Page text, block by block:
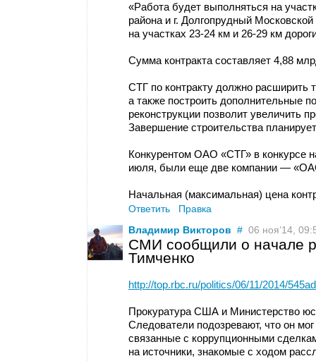
«Работа будет выполняться на
района и г. Долгопрудный
на участках 23-24 км и 26-29 км
Сумма контракта составляет 4,88
СТГ по контракту должно расширить
а также построить дополнительные
реконструкции позволит увеличить
Завершение строительства
Конкурентом ОАО «СТГ» в конкурсе
июля, были еще две компании —
Начальная (максимальная) цена
Ответить
Правка
Владимир Викторов # 06 ноя’14,
СМИ сообщили о начале
Тимченко
http://top.rbc.ru/politics/06/11/2014/
Прокуратура США и Министерство
Следователи подозревают, что он
связанные с коррупционными
на источники, знакомые с ходом